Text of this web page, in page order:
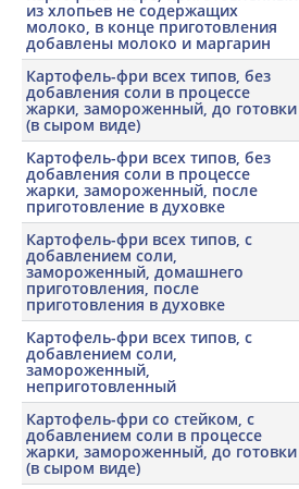
из хлопьев не содержащих
молоко, в конце приготовления
добавлены молоко и маргарин
Картофель-фри всех типов, без
добавления соли в процессе
жарки, замороженный, до готовки
(в сыром виде)
Картофель-фри всех типов, без
добавления соли в процессе
жарки, замороженный, после
приготовление в духовке
Картофель-фри всех типов, с
добавлением соли,
замороженный, домашнего
приготовления, после
приготовления в духовке
Картофель-фри всех типов, с
добавлением соли,
замороженный,
неприготовленный
Картофель-фри со стейком, с
добавлением соли в процессе
жарки, замороженный, до готовки
(в сыром виде)